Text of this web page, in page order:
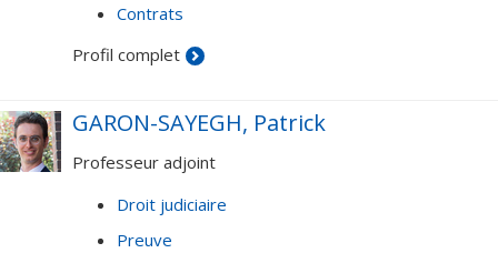
Contrats
Profil complet
GARON-SAYEGH, Patrick
Professeur adjoint
Droit judiciaire
Preuve